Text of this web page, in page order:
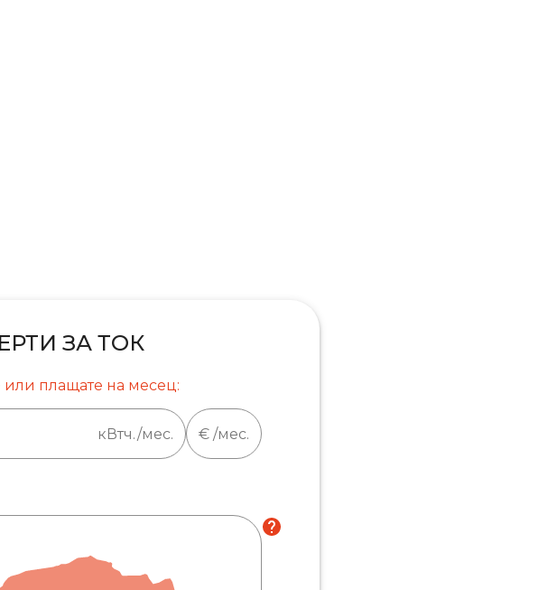
ЗА ТОК
или плащате на месец:
кВтч./мес. € /мес.